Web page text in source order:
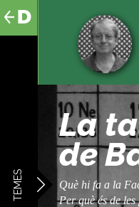
contingut
TEMES
La
de
​Què hi fa a la
Per què és de